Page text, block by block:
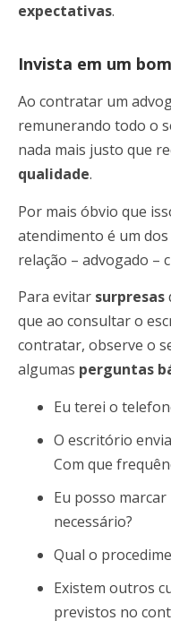
expectativas.
Invista em um
Ao contratar um
remunerando todo o
nada mais justo que
qualidade.
Por mais óbvio que
atendimento é um
relação – advogado –
Para evitar surpresas
que ao consultar o
contratar, observe o
algumas perguntas
Eu terei o
O escritório
Com que
Eu posso
necessário?
Qual o
Existem outros
previstos no